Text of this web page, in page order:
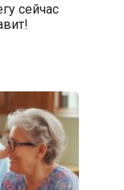
сейчас